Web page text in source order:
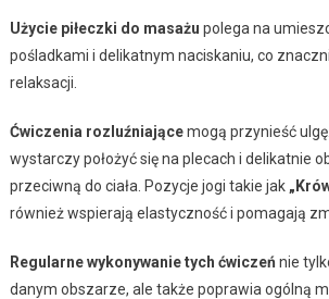
Użycie piłeczki do masażu polega na
pośladkami i delikatnym naciskaniu, co
relaksacji.
Ćwiczenia rozluźniającemogą przynieść
wystarczy położyć się na plecach i delikatnie
przeciwną do ciała. Pozycje jogi takie jak
również wspierają elastyczność i pomagają
Regularne wykonywanie tych ćwiczeń nie
danym obszarze, ale także poprawia ogólną